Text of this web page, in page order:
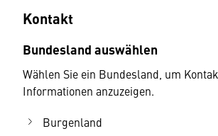
Kontakt
Bundesland auswählen
Wählen Sie ein Bundesland, um
Informationen anzuzeigen.
Burgenland